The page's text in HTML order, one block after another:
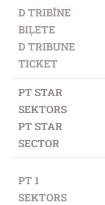
D TRIBĪNE
BIĻETE
D TRIBUNE
TICKET
PT STAR
SEKTORS
PT STAR
SECTOR
PT 1
SEKTORS